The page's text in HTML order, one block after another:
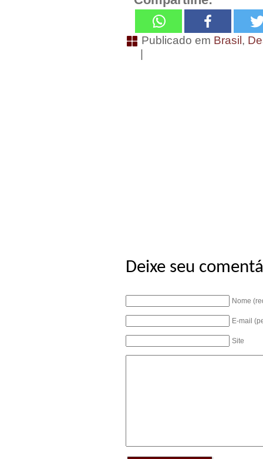
Publicado em Brasil,
|
Deixe seu
Nome
E-mail
Site